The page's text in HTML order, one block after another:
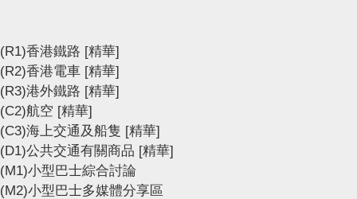
(R1)香港鐵路 [精華]
(R2)香港電車 [精華]
(R3)港外鐵路 [精華]
(C2)航空 [精華]
(C3)海上交通及船隻 [精華]
(D1)公共交通有關商品 [精華]
(M1)小型巴士綜合討論
(M2)小型巴士多媒體分享區